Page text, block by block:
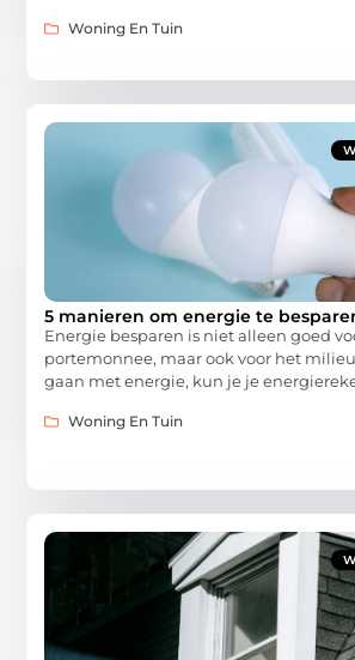
Woning En Tuin
5 manieren om energie te
Energie besparen is niet alleen goed
portemonnee, maar ook voor het
gaan met energie, kun je je
Woning En Tuin